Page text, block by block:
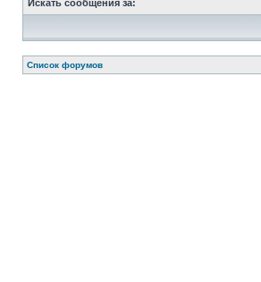
Искать сообщения за:
Список форумов